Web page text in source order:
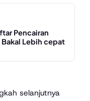
Pencairan
Bakal Lebih cepat
selanjutnya